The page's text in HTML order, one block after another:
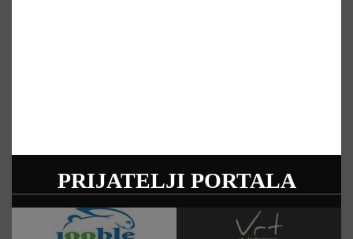
PRIJATELJI PORTALA